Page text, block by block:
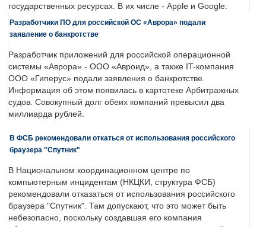
государственных ресурсах. В их числе - Apple и Google.
Разработчики ПО для российской ОС «Аврора» подали
заявление о банкротстве
Разработчик приложений для российской операционной
системы «Аврора» - ООО «Авроид», а также IT-компания
ООО «Гиперус» подали заявления о банкротстве.
Информация об этом появилась в картотеке Арбитражных
судов. Совокупный долг обеих компаний превысил два
миллиарда рублей.
В ФСБ рекомендовали откаться от использования российского
браузера "Спутник"
В Национальном координационном центре по
компьютерным инцидентам (НКЦКИ, структура ФСБ)
рекомендовали отказаться от использования российского
браузера "Спутник". Там допускают, что это может быть
небезопасно, поскольку создавшая его компания